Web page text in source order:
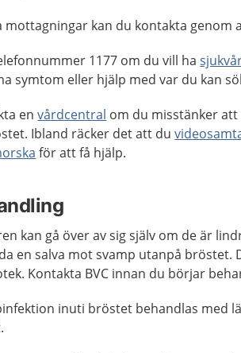
mottagningar kan du kontakta genom
1177 om du vill ha
symtom eller hjälp med var du kan
envårdcentral om du misstänker
Ibland räcker det att du
för att få hjälp.
kan gå över av sig själv om de är
en salva mot svamp utanpå bröstet.
Kontakta BVC innan du börjar
inuti bröstet behandlas med